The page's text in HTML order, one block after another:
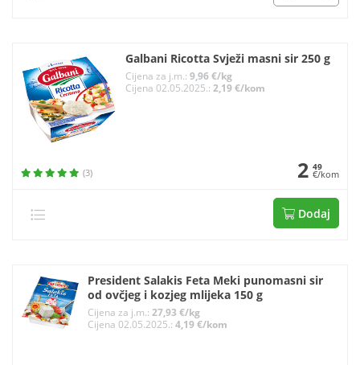
Galbani Ricotta Svježi masni sir 250 g
Cijena za j.m.: 9,96 €/kg
Cijena 02.05.2025.: 2,19 €/kom
(3) 2 49
€/kom
Dodaj
President Salakis Feta Meki punomasni sir
od ovčjeg i kozjeg mlijeka 150 g
Cijena za j.m.: 27,93 €/kg
Cijena 02.05.2025.: 4,19 €/kom